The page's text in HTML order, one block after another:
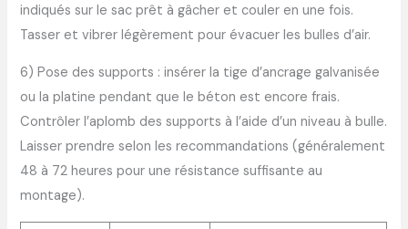
indiqués sur le sac prêt à gâcher et couler en une fois.
Tasser et vibrer légèrement pour évacuer les bulles d’air.
6) Pose des supports : insérer la tige d’ancrage galvanisée
ou la platine pendant que le béton est encore frais.
Contrôler l’aplomb des supports à l’aide d’un niveau à bulle.
Laisser prendre selon les recommandations (généralement
48 à 72 heures pour une résistance suffisante au
montage).